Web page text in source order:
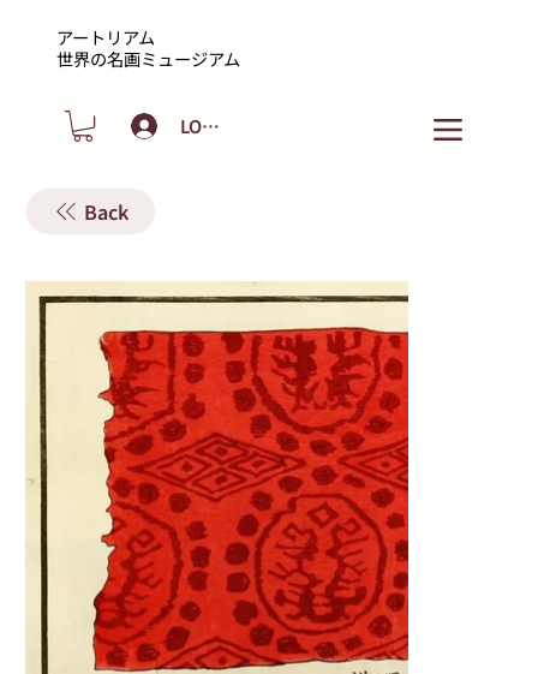
アートリアム
​世界の名画ミュージアム
LOGIN
Back